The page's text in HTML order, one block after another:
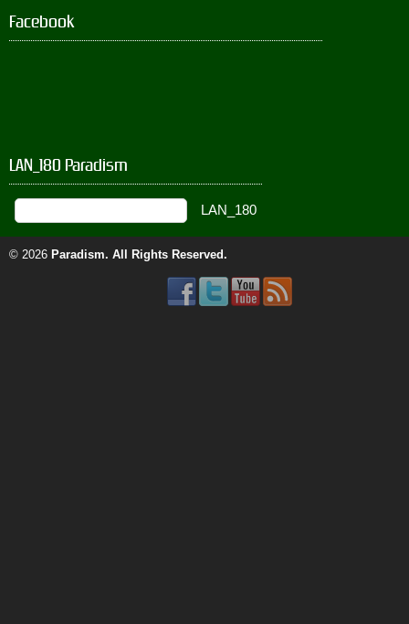
Facebook
LAN_180 Paradism
© 2026 Paradism. All Rights Reserved.